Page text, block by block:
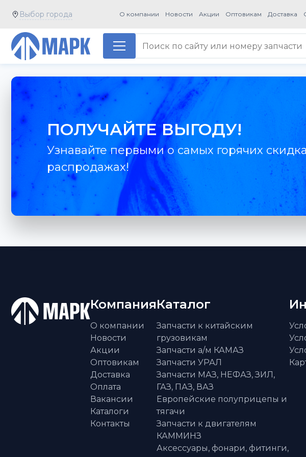
Выбор города О компании Новости Акции Оптовикам Доставка
ПОЛУЧАЙТЕ ВЫГОДУ!
Узнавайте первыми о самых горячих
распродажах!
Компания
О компании
Новости
Акции
Оптовикам
Доставка
Оплата
Вакансии
Каталоги
Контакты
Каталог
Запчасти к китайским
грузовикам
Запчасти а/м КАМАЗ
Запчасти УРАЛ
Запчасти МАЗ, НЕФАЗ, ЗИЛ,
ГАЗ, ПАЗ, ВАЗ
Европейские полуприцепы и
тягачи
Запчасти к двигателям
КАММИНЗ
Аксессуары, фонари, фитинги,